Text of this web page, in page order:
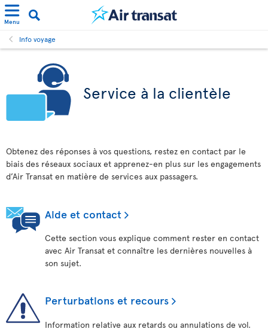
Menu
Info voyage
Service à la clientèle
Obtenez des réponses à vos questions, restez en contact par le
biais des réseaux sociaux et apprenez-en plus sur les engagements
d’Air Transat en matière de services aux passagers.
Aide et contact
Cette section vous explique comment rester en contact
avec Air Transat et connaître les dernières nouvelles à
son sujet.
Perturbations et recours
Information relative aux retards ou annulations de vol.